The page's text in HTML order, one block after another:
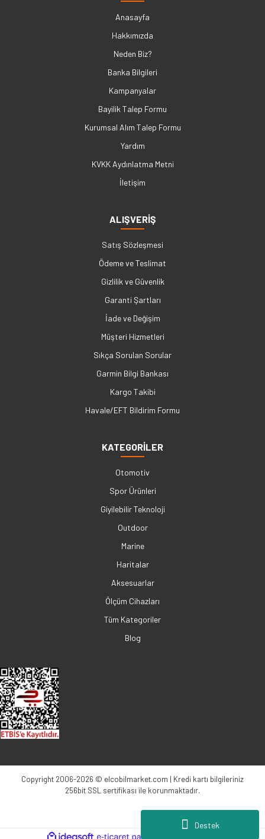
Destek
Anasayfa
Hakkımızda
Neden Biz?
Banka Bilgileri
Kampanyalar
Bayilik Talep Formu
Kurumsal Alım Talep Formu
Yardım
KVKK Aydınlatma Metni
İletişim
ALIŞVERİŞ
Satış Sözleşmesi
Ödeme ve Teslimat
Gizlilik ve Güvenlik
Garanti Şartları
İade ve Değişim
Müşteri Hizmetleri
Sıkça Sorulan Sorular
Garmin Bilgi Bankası
Kargo Takibi
Havale/EFT Bildirim Formu
KATEGORİLER
Otomotiv
Spor Ürünleri
Giyilebilir Teknoloji
Outdoor
Marine
Haritalar
Aksesuarlar
Ölçüm Cihazları
Tüm Kategoriler
Blog
Copyright 2006-2026 © elcobilmarket.com | Kredi kartı bilgileriniz
256bit SSL sertifikası ile korunmaktadır.
ideasoft